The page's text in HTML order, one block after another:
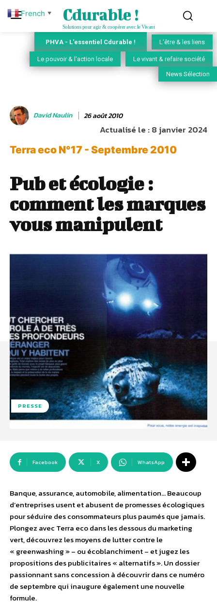
Cdurable !
Solutions pour agir & coopérer avec le Vivant
PHVA - L'essentiel Cdurable ! L'être & les liens
Le pouvoir & l'action locale Le vivant & refaire société
News Sélection
David Naulin 26 août 2010
Actualisé le :8 janvier 2024
Terra eco N°17 - Septembre 2010
Pub et écologie :
comment les marques
vous manipulent
PRESSE
Facebook X WhatsApp
Banque, assurance, automobile, alimentation… Beaucoup
d’entreprises usent et abusent de promesses écologiques
pour séduire des consommateurs plus paumés que jamais.
Plongez avec Terra eco dans les dessous du marketing
vert, découvrez les moyens de lutter contre le
« greenwashing » – ou écoblanchiment – et jugez les
propositions des publicitaires « alternatifs ». Un dossier
passionnant sans concession à découvrir dans ce numéro
de septembre qui inaugure également une nouvelle
formule.
French ▼